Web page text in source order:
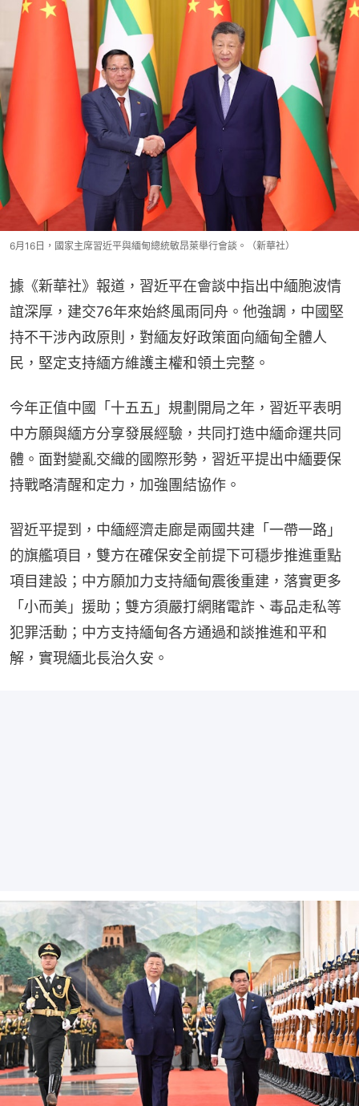
6月16日，國家主席習近平與緬甸總統敏昂萊舉行會談。（新華社）
據《新華社》報道，習近平在會談中指出中緬胞波情
誼深厚，建交76年來始終風雨同舟。他強調，中國堅
持不干涉內政原則，對緬友好政策面向緬甸全體人
民，堅定支持緬方維護主權和領土完整。
今年正值中國「十五五」規劃開局之年，習近平表明
中方願與緬方分享發展經驗，共同打造中緬命運共同
體。面對變亂交織的國際形勢，習近平提出中緬要保
持戰略清醒和定力，加強團結協作。
習近平提到，中緬經濟走廊是兩國共建「一帶一路」
的旗艦項目，雙方在確保安全前提下可穩步推進重點
項目建設；中方願加力支持緬甸震後重建，落實更多
「小而美」援助；雙方須嚴打網賭電詐、毒品走私等
犯罪活動；中方支持緬甸各方通過和談推進和平和
解，實現緬北長治久安。